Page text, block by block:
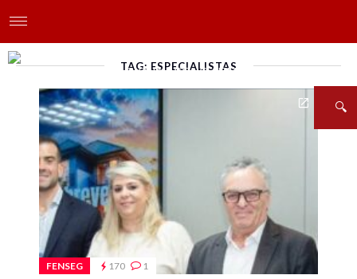
TAG: ESPECIALISTAS
FENSEG 170 1